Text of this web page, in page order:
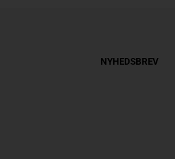
NYHEDSBREV